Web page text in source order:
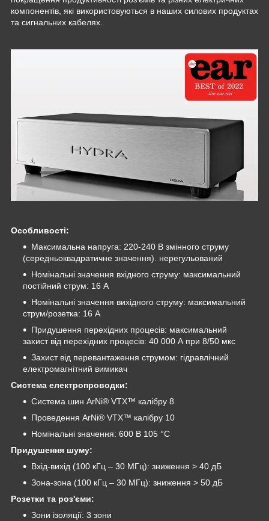
компонентів, які використовуються в наших силових продуктах
та сигнальних кабелях.
Особливості:
Максимальна напруга: 220-240 В змінного струму
(середньоквадратичне значення). нерегульований
Номінальні значення вхідного струму: максимальний
постійний струм: 16 А
Номінальні значення вихідного струму: максимальний
струм/розетка: 16 А
Придушення перехідних процесів: максимальний
захист від перехідних процесів: 40 000 А при 8/50 мкс
Захист від перевантаження струмом: гідравлічний
електромагнітний вимикач
Система електропроводки:
Система шин ArNi® VTX™ калібру 8
Проведення ArNi® VTX™ калібру 10
Номінальні значення: 600 В 105 °C
Придушення шуму:
Вхід-вихід (100 кГц – 30 МГц): зниження > 40 дБ
Зона-зона (100 кГц – 30 МГц): зниження > 50 дБ
Розетки та роз'єми:
Зони ізоляції: 3 зони